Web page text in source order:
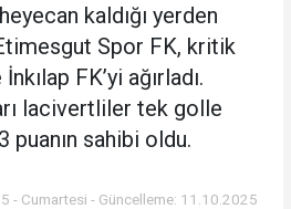
kaldığı yerden
Spor FK, kritik
FK’yi ağırladı.
lacivertliler tek golle
puanın sahibi oldu.
- Cumartesi - Güncelleme: 11.10.2025